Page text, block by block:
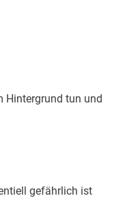
Hintergrund tun und
gefährlich ist